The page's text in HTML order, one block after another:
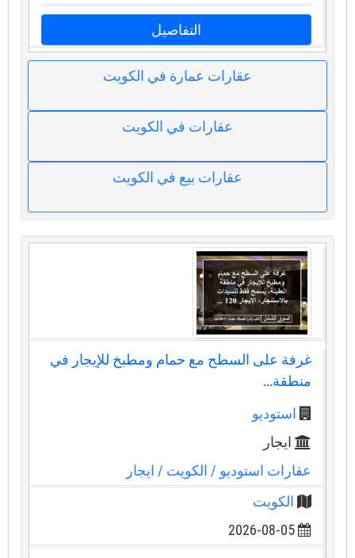
التفاصيل
عقارات عمارة في الكويت
عقارات في الكويت
عقارات بيع في الكويت
غرفة على السطح مع حمام ومطبخ للإيجار في
منطقة...
استوديو
ايجار
عقارات استوديو/ الكويت/ ايجار
الكويت
2026-08-05